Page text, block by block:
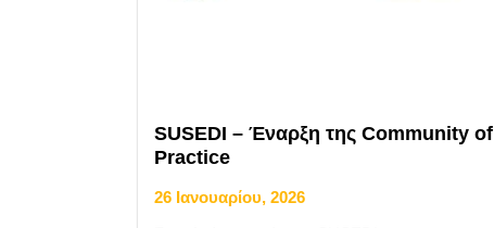
SUSEDI – Έναρξη της Community of
Practice
26 Ιανουαρίου, 2026